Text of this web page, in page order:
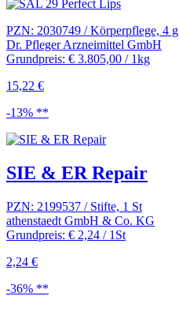
PZN: 2030749 / Körperpflege, 4 g
Dr. Pfleger Arzneimittel GmbH
Grundpreis: € 3.805,00 / 1kg
15,22 €
-13% **
SIE & ER Repair
PZN: 2199537 / Stifte, 1 St
athenstaedt GmbH & Co. KG
Grundpreis: € 2,24 / 1St
2,24 €
-36% **